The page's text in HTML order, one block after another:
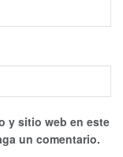
y sitio web en este
un comentario.